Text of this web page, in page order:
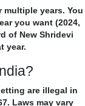
multiple years. You
you want (2024,
of New Shridevi
year.
are illegal in
Laws may vary